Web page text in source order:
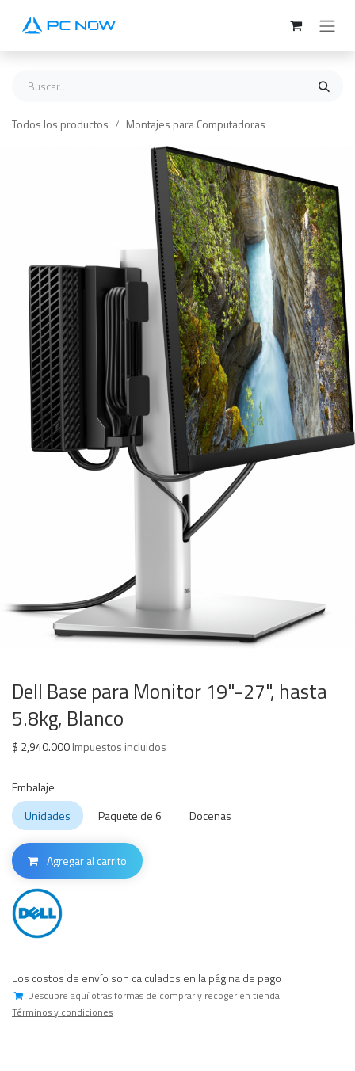
Todos los productos Montajes para Computadoras
Dell Base para Monitor 19"-27", hasta
5.8kg, Blanco
$ 2,940.000Impuestos incluidos
Embalaje
Unidades
Paquete de 6 Docenas
Agregar al carrito
Los costos de envío son calculados en la página de pago
Descubre aquí otras formas de comprar y recoger en tienda.
Términos y condiciones